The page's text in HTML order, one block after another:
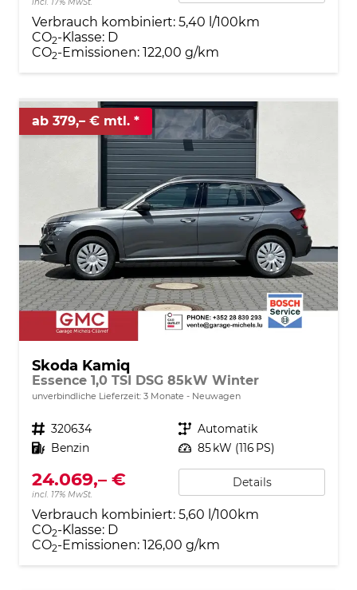
Verbrauch kombiniert: 5,40 l/100km
CO2-Klasse: D
CO2-Emissionen: 122,00 g/km
ab 379,– € mtl.
Skoda Kamiq
Essence 1,0 TSI DSG 85kW Winter
unverbindliche Lieferzeit: 3 Monate Neuwagen
Fahrzeugnr. 320634 Getriebe Automatik
Kraftstoff Benzin Leistung 85 kW (116 PS)
24.069,– €
incl. 17% MwSt.
Details
Verbrauch kombiniert: 5,60 l/100km
CO2-Klasse: D
CO2-Emissionen: 126,00 g/km